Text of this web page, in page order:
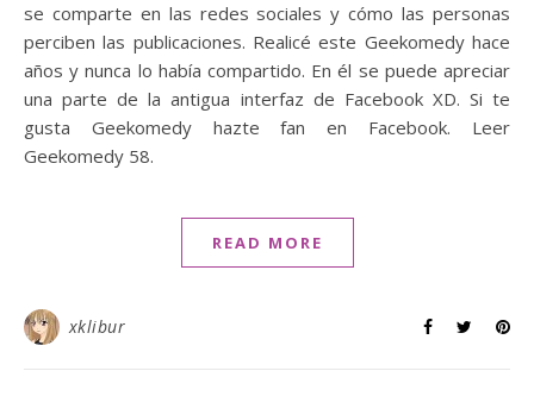
se comparte en las redes sociales y cómo las personas
perciben las publicaciones. Realicé este Geekomedy hace
años y nunca lo había compartido. En él se puede apreciar
una parte de la antigua interfaz de Facebook XD. Si te
gusta Geekomedy hazte fan en Facebook. Leer
Geekomedy 58.
READ MORE
xklibur